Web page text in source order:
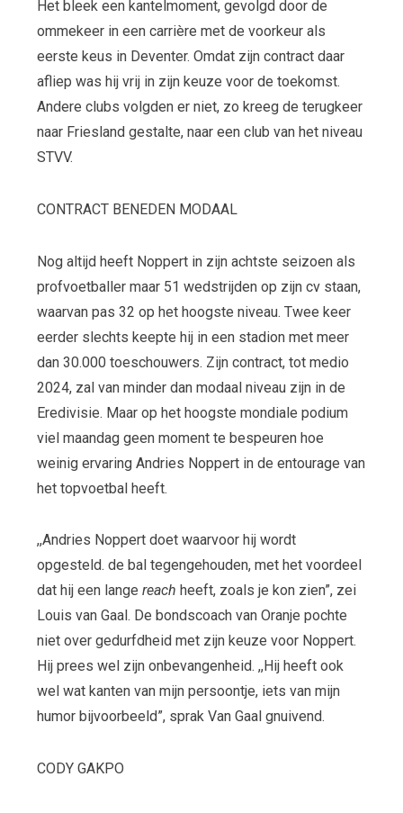
Het bleek een kantelmoment, gevolgd door de
ommekeer in een carrière met de voorkeur als
eerste keus in Deventer. Omdat zijn contract daar
afliep was hij vrij in zijn keuze voor de toekomst.
Andere clubs volgden er niet, zo kreeg de terugkeer
naar Friesland gestalte, naar een club van het niveau
STVV.
CONTRACT BENEDEN MODAAL
Nog altijd heeft Noppert in zijn achtste seizoen als
profvoetballer maar 51 wedstrijden op zijn cv staan,
waarvan pas 32 op het hoogste niveau. Twee keer
eerder slechts keepte hij in een stadion met meer
dan 30.000 toeschouwers. Zijn contract, tot medio
2024, zal van minder dan modaal niveau zijn in de
Eredivisie. Maar op het hoogste mondiale podium
viel maandag geen moment te bespeuren hoe
weinig ervaring Andries Noppert in de entourage van
het topvoetbal heeft.
,,Andries Noppert doet waarvoor hij wordt
opgesteld. de bal tegengehouden, met het voordeel
dat hij een lange reach heeft, zoals je kon zien”, zei
Louis van Gaal. De bondscoach van Oranje pochte
niet over gedurfdheid met zijn keuze voor Noppert.
Hij prees wel zijn onbevangenheid. ,,Hij heeft ook
wel wat kanten van mijn persoontje, iets van mijn
humor bijvoorbeeld”, sprak Van Gaal gnuivend.
CODY GAKPO